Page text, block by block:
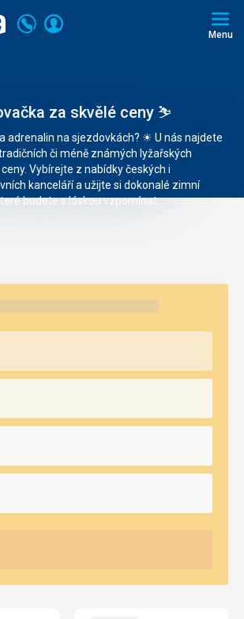
Volejte
226
Přihlásit
Menu
za skvělé ceny ⛷️
adrenalin na sjezdovkách? ☀ U nás najdete
či méně známých lyžařských
Vybírejte z nabídky českých i
kanceláří a užijte si dokonalé zimní
budete s láskou vzpomínat.